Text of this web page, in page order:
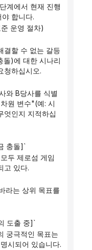
합니다.
운영 절차)
돌)에 대한 시나리
청하십시오.
원 변수"(예: 시
엇인지 지적하십
충돌]`
고 있다.
도출 중]`
시되어 있습니다.